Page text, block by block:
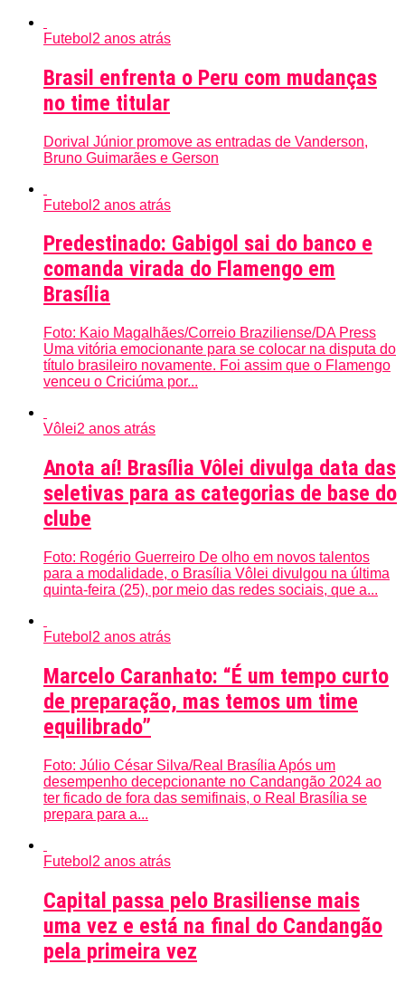
Futebol 2 anos atrás
Brasil enfrenta o Peru com mudanças
no time titular
Dorival Júnior promove as entradas de Vanderson,
Bruno Guimarães e Gerson
Futebol 2 anos atrás
Predestinado: Gabigol sai do banco e
comanda virada do Flamengo em
Brasília
Foto: Kaio Magalhães/Correio Braziliense/DA Press
Uma vitória emocionante para se colocar na disputa do
título brasileiro novamente. Foi assim que o Flamengo
venceu o Criciúma por...
Vôlei2 anos atrás
Anota aí! Brasília Vôlei divulga data das
seletivas para as categorias de base do
clube
Foto: Rogério Guerreiro De olho em novos talentos
para a modalidade, o Brasília Vôlei divulgou na última
quinta-feira (25), por meio das redes sociais, que a...
Futebol 2 anos atrás
Marcelo Caranhato: “É um tempo curto
de preparação, mas temos um time
equilibrado”
Foto: Júlio César Silva/Real Brasília Após um
desempenho decepcionante no Candangão 2024 ao
ter ficado de fora das semifinais, o Real Brasília se
prepara para a...
Futebol 2 anos atrás
Capital passa pelo Brasiliense mais
uma vez e está na final do Candangão
pela primeira vez